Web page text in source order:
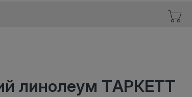
линолеум ТАРКЕТТ